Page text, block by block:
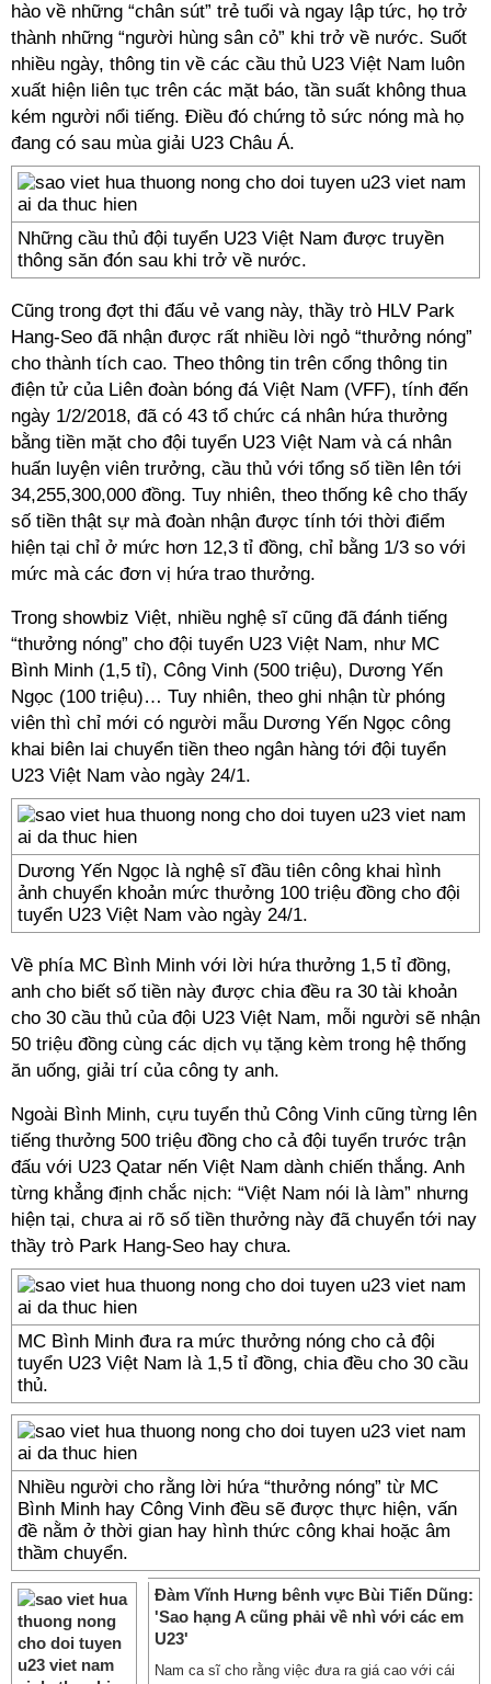
hào về những “chân sút” trẻ tuổi và ngay lập tức, họ trở
thành những “người hùng sân cỏ” khi trở về nước. Suốt
nhiều ngày, thông tin về các cầu thủ U23 Việt Nam luôn
xuất hiện liên tục trên các mặt báo, tần suất không thua
kém người nổi tiếng. Điều đó chứng tỏ sức nóng mà họ
đang có sau mùa giải U23 Châu Á.
Những cầu thủ đội tuyển U23 Việt Nam được truyền
thông săn đón sau khi trở về nước.
Cũng trong đợt thi đấu vẻ vang này, thầy trò HLV Park
Hang-Seo đã nhận được rất nhiều lời ngỏ “thưởng nóng”
cho thành tích cao. Theo thông tin trên cổng thông tin
điện tử của Liên đoàn bóng đá Việt Nam (VFF), tính đến
ngày 1/2/2018, đã có 43 tổ chức cá nhân hứa thưởng
bằng tiền mặt cho đội tuyển U23 Việt Nam và cá nhân
huấn luyện viên trưởng, cầu thủ với tổng số tiền lên tới
34,255,300,000 đồng. Tuy nhiên, theo thống kê cho thấy
số tiền thật sự mà đoàn nhận được tính tới thời điểm
hiện tại chỉ ở mức hơn 12,3 tỉ đồng, chỉ bằng 1/3 so với
mức mà các đơn vị hứa trao thưởng.
Trong showbiz Việt, nhiều nghệ sĩ cũng đã đánh tiếng
“thưởng nóng” cho đội tuyển U23 Việt Nam, như MC
Bình Minh (1,5 tỉ), Công Vinh (500 triệu), Dương Yến
Ngọc (100 triệu)… Tuy nhiên, theo ghi nhận từ phóng
viên thì chỉ mới có người mẫu Dương Yến Ngọc công
khai biên lai chuyển tiền theo ngân hàng tới đội tuyển
U23 Việt Nam vào ngày 24/1.
Dương Yến Ngọc là nghệ sĩ đầu tiên công khai hình
ảnh chuyển khoản mức thưởng 100 triệu đồng cho đội
tuyển U23 Việt Nam vào ngày 24/1.
Về phía MC Bình Minh với lời hứa thưởng 1,5 tỉ đồng,
anh cho biết số tiền này được chia đều ra 30 tài khoản
cho 30 cầu thủ của đội U23 Việt Nam, mỗi người sẽ nhận
50 triệu đồng cùng các dịch vụ tặng kèm trong hệ thống
ăn uống, giải trí của công ty anh.
Ngoài Bình Minh, cựu tuyển thủ Công Vinh cũng từng lên
tiếng thưởng 500 triệu đồng cho cả đội tuyển trước trận
đấu với U23 Qatar nến Việt Nam dành chiến thắng. Anh
từng khẳng định chắc nịch: “Việt Nam nói là làm” nhưng
hiện tại, chưa ai rõ số tiền thưởng này đã chuyển tới nay
thầy trò Park Hang-Seo hay chưa.
MC Bình Minh đưa ra mức thưởng nóng cho cả đội
tuyển U23 Việt Nam là 1,5 tỉ đồng, chia đều cho 30 cầu
thủ.
Nhiều người cho rằng lời hứa “thưởng nóng” từ MC
Bình Minh hay Công Vinh đều sẽ được thực hiện, vấn
đề nằm ở thời gian hay hình thức công khai hoặc âm
thầm chuyển.
Đàm Vĩnh Hưng bênh vực Bùi Tiến Dũng:
'Sao hạng A cũng phải về nhì với các em
U23'
Nam ca sĩ cho rằng việc đưa ra giá cao với cái